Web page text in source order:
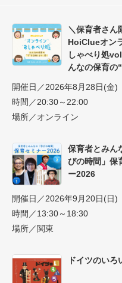
＼保育者さん
HoiClueオン
しゃべり処
んなの保育の
開催日／2026年8月28日(金)
時間／20:30～22:00
場所／オンライン
保育者とみん
びの時間」保
ー2026
開催日／2026年9月20日(日)
時間／13:30～18:30
場所／関東
ドイツのいろ